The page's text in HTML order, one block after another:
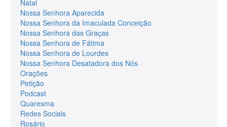
Natal
Nossa Senhora Aparecida
Nossa Senhora da Imaculada Conceição
Nossa Senhora das Graças
Nossa Senhora de Fátima
Nossa Senhora de Lourdes
Nossa Senhora Desatadora dos Nós
Orações
Petição
Podcast
Quaresma
Redes Sociais
Rosário